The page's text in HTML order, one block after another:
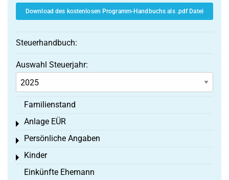
Download des kostenlosen Programm-Handbuchs als .pdf Datei
Steuerhandbuch:
Auswahl Steuerjahr:
Familienstand
Anlage EÜR
Toggle menu
Persönliche Angaben
Toggle menu
Kinder
Toggle menu
Einkünfte Ehemann